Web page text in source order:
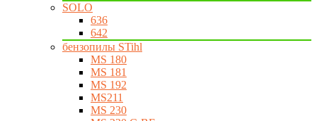
SOLO
636
642
бензопилы STihl
MS 180
MS 181
MS 192
MS211
MS 230